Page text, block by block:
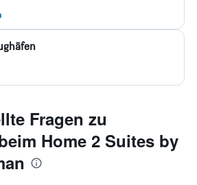
Fragen zu
Home 2 Suites by